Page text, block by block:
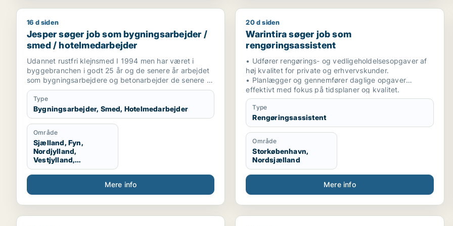
Jesper søger job som bygningsarbejder / smed / hotelmedarbejder
16 d siden
Jesper søger job som bygningsarbejder /
smed / hotelmedarbejder
Udannet rustfri klejnsmed I 1994 men har været i
byggebranchen i godt 25 år og de senere år arbejdet
som bygningsarbejdere og betonarbejder de senere år
som kranfører som jeg er pt.
Type
Bygningsarbejder, Smed, Hotelmedarbejder
Område
Sjælland, Fyn,
Nordjylland,
Vestjylland,
Midtjylland
Mere info
Warintira søger job som rengøringsassistent
20 d siden
Warintira søger job som
rengøringsassistent
• Udfører rengørings- og vedligeholdelsesopgaver af
høj kvalitet for private og erhvervskunder.
• Planlægger og gennemfører daglige opgaver
effektivt med fokus på tidsplaner og kvalitet.
• Udviser høj pålidelighed, professionalisme,
selvstændighed og sans for detaljer.
• Sikrer kundetilfredshed gennem stabil, omhyggelig
og professionel service.
KOMPETENCER
• Patientpleje & klinisk støtte
• Barselspleje & højrisiko-jordemoderstøtte
• Respiratorisk & akut sygepleje
• Medicinadministration
• Medicinsk dokumentation
• Tværfagligt samarbejde
• Tidsstyring & organisering
• Problemløsning & kritisk tænkning
Type
Rengøringsassistent
Område
Storkøbenhavn,
Nordsjælland
Mere info